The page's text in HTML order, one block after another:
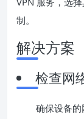
制。
解决方案
检查网
确保设备